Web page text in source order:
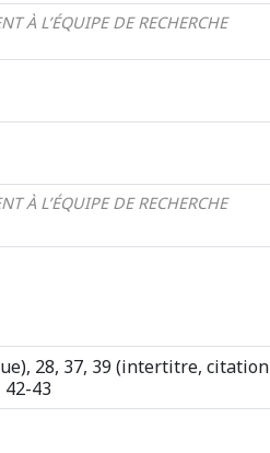
À L’ÉQUIPE DE RECHERCHE
À L’ÉQUIPE DE RECHERCHE
28, 37, 39 (intertitre, citation
42-43